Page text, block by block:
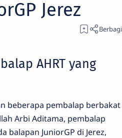
Jerez
AHRT yang
beberapa pembalap berbakat
Arbi Aditama, pembalap
balapan JuniorGP di Jerez,